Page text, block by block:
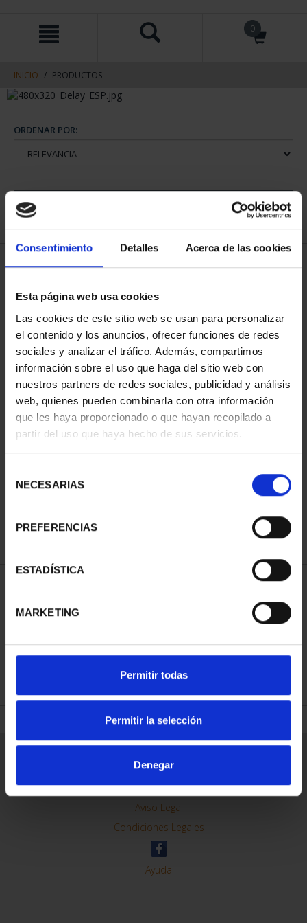
Consentimiento Detalles Acerca de las cookies
Esta página web usa cookies
Las cookies de este sitio web se usan para personalizar
el contenido y los anuncios, ofrecer funciones de redes
sociales y analizar el tráfico. Además, compartimos
información sobre el uso que haga del sitio web con
nuestros partners de redes sociales, publicidad y análisis
web, quienes pueden combinarla con otra información
que les haya proporcionado o que hayan recopilado a
partir del uso que haya hecho de sus servicios.
NECESARIAS
PREFERENCIAS
ESTADÍSTICA
MARKETING
Permitir todas
Permitir la selección
Denegar
contenido
navegacin
0
INICIO PRODUCTOS
ORDENAR POR:
1 Productos encontrados
2.040,00 €
REFINAR
Contacto
Preguntas Frequentes (FAQs)
Aviso Legal
Condiciones Legales
Ayuda